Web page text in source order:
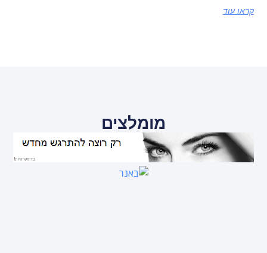
קראו עוד
מומלצים